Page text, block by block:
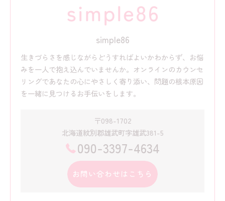
simple86
生きづらさを感じながらどうすればよいかわからず、お悩
みを一人で抱え込んでいませんか。オンラインのカウンセ
リングであなたの心にやさしく寄り添い、問題の根本原因
を一緒に見つけるお手伝いをします。
〒098-1702
北海道紋別郡雄武町字雄武381-5
090-3397-4634
お問い合わせはこちら